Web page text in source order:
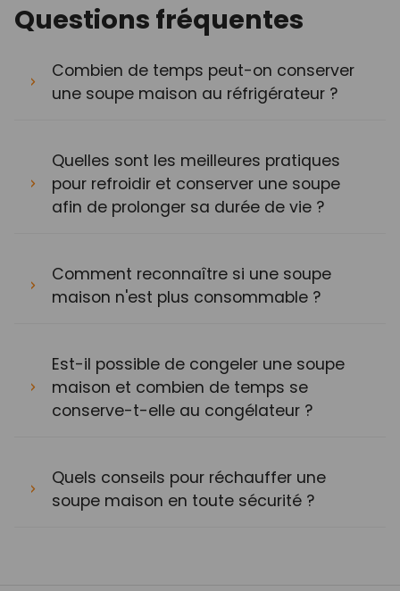
Questions fréquentes
Combien de temps peut-on conserver
une soupe maison au réfrigérateur ?
Quelles sont les meilleures pratiques
pour refroidir et conserver une soupe
afin de prolonger sa durée de vie ?
Comment reconnaître si une soupe
maison n'est plus consommable ?
Est-il possible de congeler une soupe
maison et combien de temps se
conserve-t-elle au congélateur ?
Quels conseils pour réchauffer une
soupe maison en toute sécurité ?